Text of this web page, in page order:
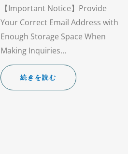
【Important Notice】Provide
Your Correct Email Address with
Enough Storage Space When
Making Inquiries…
続きを読む